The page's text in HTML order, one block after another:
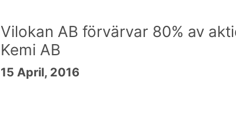
Vilokan AB förvärvar 80% av
Kemi AB
15 April, 2016